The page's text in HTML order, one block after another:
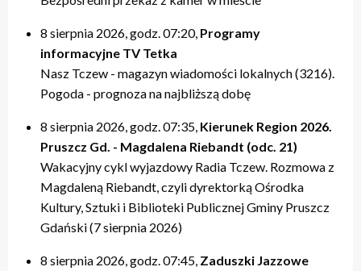
20:00 – relacje
21:40 – Pytania do Prezydenta / Pytania do Starosty
22:00 – relacje
20:00 – relacje
21:40 – Opinie w Radiu Tczew
22:00 – relacje
19:40 – Kulturalne pogaduszki / Fabryczne Pogaduszki
20:00 – relacje
21:20 – Nasz Tczew, Pogoda
21:40 – KinoteTka
21:50 – Kulturalne pogaduszki / Fabryczne Pogaduszki
22:00 – relacje
19:50 – relacje
21:40 – Tczew Mówi
21:50 – relacje
17:40 – Powtórki programów z tygodnia
20:40 – relacje tygodnia
8 sierpnia 2026, godz. 07:20, Programy
informacyjne TV Tetka
Nasz Tczew - magazyn wiadomości lokalnych (3216).
Pogoda - prognoza na najbliższą dobę
8 sierpnia 2026, godz. 07:35, Kierunek Region 2026.
Pruszcz Gd. - Magdalena Riebandt (odc. 21)
Wakacyjny cykl wyjazdowy Radia Tczew. Rozmowa z
Magdaleną Riebandt, czyli dyrektorką Ośrodka
Kultury, Sztuki i Biblioteki Publicznej Gminy Pruszcz
Gdański (7 sierpnia 2026)
8 sierpnia 2026, godz. 07:45, Zaduszki Jazzowe